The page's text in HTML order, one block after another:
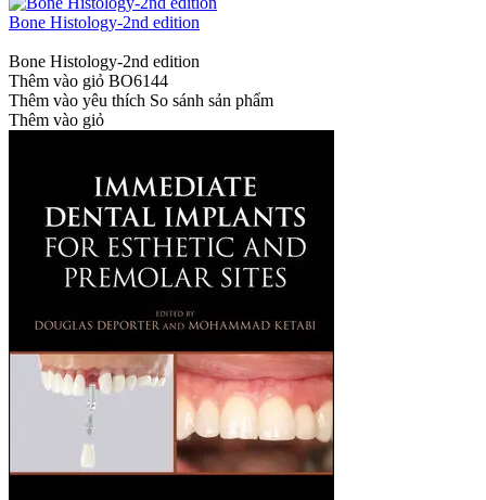
Bone Histology-2nd edition
Bone Histology-2nd edition
Thêm vào giỏ BO6144
Thêm vào yêu thích So sánh sản phẩm
Thêm vào giỏ